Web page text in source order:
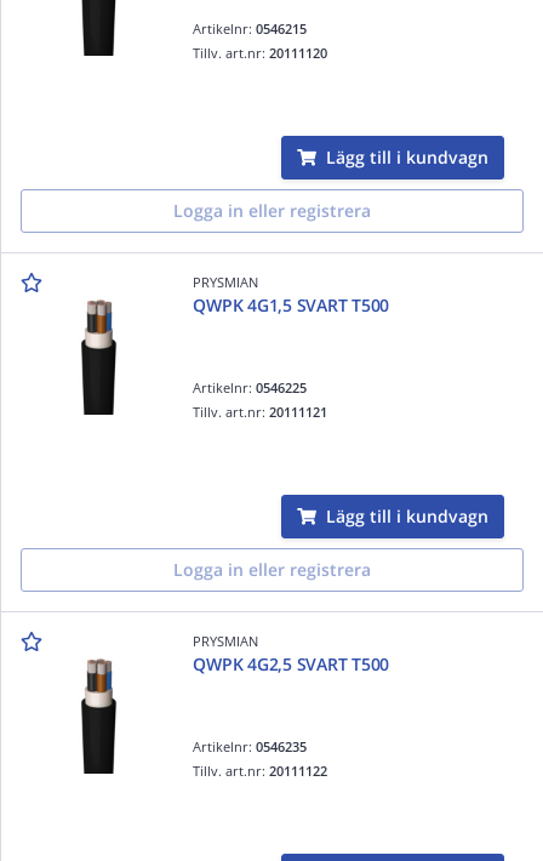
Artikelnr:0546215
Tillv. art.nr:20111120
Lägg till i kundvagn
Logga in eller registrera
PRYSMIAN
QWPK 4G1,5 SVART T500
Artikelnr:0546225
Tillv. art.nr:20111121
Lägg till i kundvagn
Logga in eller registrera
PRYSMIAN
QWPK 4G2,5 SVART T500
Artikelnr:0546235
Tillv. art.nr:20111122